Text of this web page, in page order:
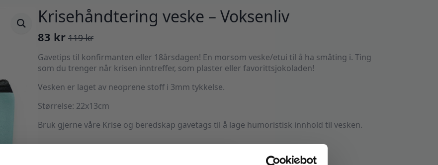
Krisehåndtering veske – Voksenliv
119kr
Opprinnelig
pris
var:
119 kr.
83 kr
Nåværende
pris
er:
83 kr.
Gavetips til konfirmanten eller 18årsdagen! En morsom veske/etui til å ha småting i. Ting
som du trenger når krisen inntreffer, som plaster eller favorittsjokoladen!
Vesken er laget av neoprene stoff i 3mm tykkelse.
Størrelse: 22x13cm
Bruk gjerne våre Krise og beredskap gavetags til å lage humoristisk innhold til vesken.